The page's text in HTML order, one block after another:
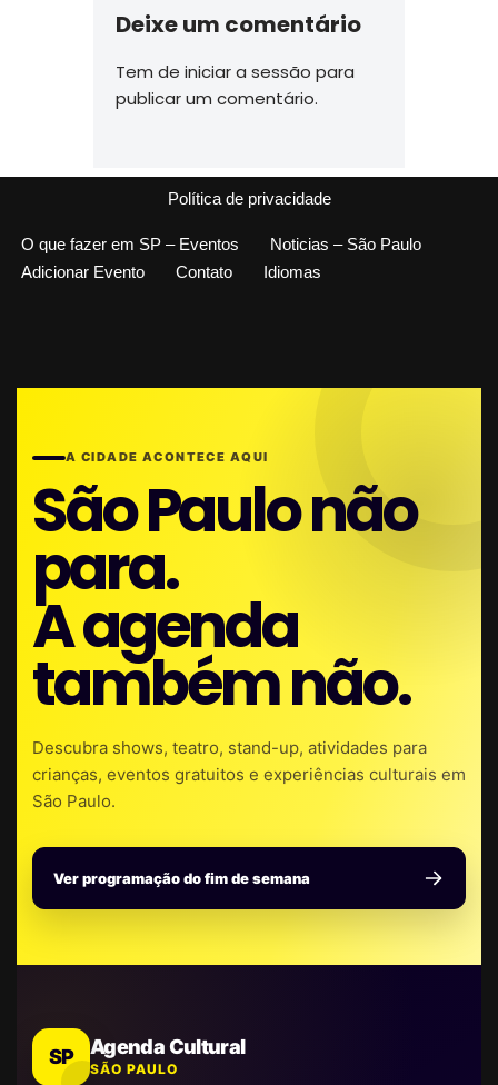
Deixe um comentário
Tem de iniciar a sessão para
publicar um comentário.
Política de privacidade
O que fazer em SP – Eventos
Noticias – São Paulo
Adicionar Evento
Contato Idiomas
A CIDADE ACONTECE AQUI
São Paulo não
para.
A agenda
também não.
Descubra shows, teatro, stand-up, atividades para
crianças, eventos gratuitos e experiências culturais em
São Paulo.
Ver programação do fim de semana
SP Agenda Cultural
SÃO PAULO